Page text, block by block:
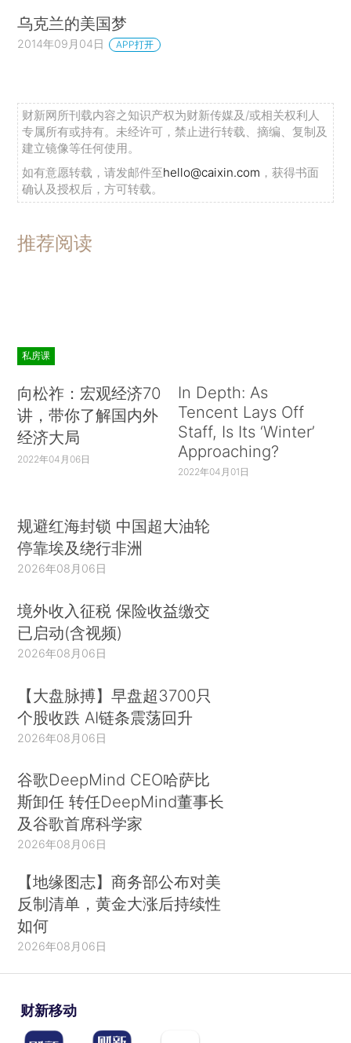
乌克兰的美国梦
2014年09月04日 APP打开
财新网所刊载内容之知识产权为财新传媒及/或相关权利人
专属所有或持有。未经许可，禁止进行转载、摘编、复制及
建立镜像等任何使用。
如有意愿转载，请发邮件至hello@caixin.com ，获得书面
确认及授权后，方可转载。
推荐阅读
私房课
向松祚：宏观经济70
讲，带你了解国内外
经济大局
2022年04月06日
In Depth: As
Tencent Lays Off
Staff, Is Its ‘Winter’
Approaching?
2022年04月01日
规避红海封锁 中国超大油轮
停靠埃及绕行非洲
2026年08月06日
境外收入征税 保险收益缴交
已启动(含视频)
2026年08月06日
【大盘脉搏】早盘超3700只
个股收跌 AI链条震荡回升
2026年08月06日
谷歌DeepMind CEO哈萨比
斯卸任 转任DeepMind董事长
及谷歌首席科学家
2026年08月06日
【地缘图志】商务部公布对美
反制清单，黄金大涨后持续性
如何
2026年08月06日
财新移动